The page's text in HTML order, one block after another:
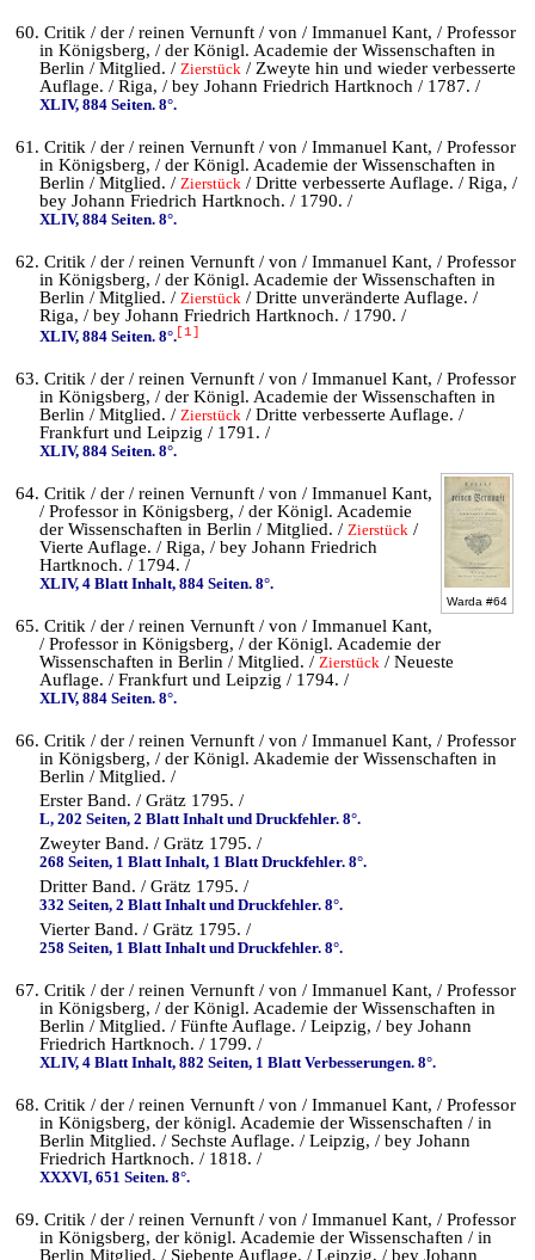
60. Critik / der / reinen Vernunft / von / Immanuel Kant, / Professor
in Königsberg, / der Königl. Academie der Wissenschaften in
Berlin / Mitglied. / Zierstück / Zweyte hin und wieder verbesserte
Auflage. / Riga, / bey Johann Friedrich Hartknoch / 1787. /
XLIV, 884 Seiten. 8°.
61. Critik / der / reinen Vernunft / von / Immanuel Kant, / Professor
in Königsberg, / der Königl. Academie der Wissenschaften in
Berlin / Mitglied. / Zierstück / Dritte verbesserte Auflage. / Riga, /
bey Johann Friedrich Hartknoch. / 1790. /
XLIV, 884 Seiten. 8°.
62. Critik / der / reinen Vernunft / von / Immanuel Kant, / Professor
in Königsberg, / der Königl. Academie der Wissenschaften in
Berlin / Mitglied. / Zierstück / Dritte unveränderte Auflage. /
Riga, / bey Johann Friedrich Hartknoch. / 1790. /
XLIV, 884 Seiten. 8°.[1]
63. Critik / der / reinen Vernunft / von / Immanuel Kant, / Professor
in Königsberg, / der Königl. Academie der Wissenschaften in
Berlin / Mitglied. / Zierstück / Dritte verbesserte Auflage. /
Frankfurt und Leipzig / 1791. /
XLIV, 884 Seiten. 8°.
Warda #64
64. Critik / der / reinen Vernunft / von / Immanuel Kant,
/ Professor in Königsberg, / der Königl. Academie
der Wissenschaften in Berlin / Mitglied. / Zierstück /
Vierte Auflage. / Riga, / bey Johann Friedrich
Hartknoch. / 1794. /
XLIV, 4 Blatt Inhalt, 884 Seiten. 8°.
65. Critik / der / reinen Vernunft / von / Immanuel Kant,
/ Professor in Königsberg, / der Königl. Academie der
Wissenschaften in Berlin / Mitglied. / Zierstück / Neueste
Auflage. / Frankfurt und Leipzig / 1794. /
XLIV, 884 Seiten. 8°.
66. Critik / der / reinen Vernunft / von / Immanuel Kant, / Professor
in Königsberg, / der Königl. Akademie der Wissenschaften in
Berlin / Mitglied. /
Erster Band. / Grätz 1795. /
L, 202 Seiten, 2 Blatt Inhalt und Druckfehler. 8°.
Zweyter Band. / Grätz 1795. /
268 Seiten, 1 Blatt Inhalt, 1 Blatt Druckfehler. 8°.
Dritter Band. / Grätz 1795. /
332 Seiten, 2 Blatt Inhalt und Druckfehler. 8°.
Vierter Band. / Grätz 1795. /
258 Seiten, 1 Blatt Inhalt und Druckfehler. 8°.
67. Critik / der / reinen Vernunft / von / Immanuel Kant, / Professor
in Königsberg, / der Königl. Academie der Wissenschaften in
Berlin / Mitglied. / Fünfte Auflage. / Leipzig, / bey Johann
Friedrich Hartknoch. / 1799. /
XLIV, 4 Blatt Inhalt, 882 Seiten, 1 Blatt Verbesserungen. 8°.
68. Critik / der / reinen Vernunft / von / Immanuel Kant, / Professor
in Königsberg, der königl. Academie der Wissenschaften / in
Berlin Mitglied. / Sechste Auflage. / Leipzig, / bey Johann
Friedrich Hartknoch. / 1818. /
XXXVI, 651 Seiten. 8°.
69. Critik / der / reinen Vernunft / von / Immanuel Kant, / Professor
in Königsberg, der königl. Academie der Wissenschaften / in
Berlin Mitglied. / Siebente Auflage. / Leipzig, / bey Johann